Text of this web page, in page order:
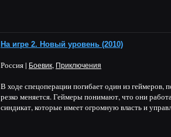
На игре 2. Новый уровень (2010)
Россия | Боевик, Приключения
В ходе спецоперации погибает один из геймеров,
резко меняется. Геймеры понимают, что они
синдикат, которые имеет огромную власть и